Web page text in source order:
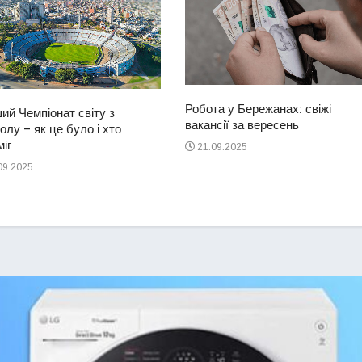
Чемпіонат світу з
– як це було і хто
Робота у Бережанах: свіжі
вакансії за вересень
21.09.2025